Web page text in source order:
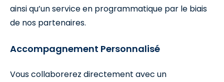
ainsi qu’un service en programmatique par le biais
de nos partenaires.
Accompagnement Personnalisé
Vous collaborerez directement avec un